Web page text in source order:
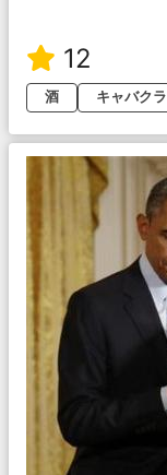
12
酒
キャバクラ